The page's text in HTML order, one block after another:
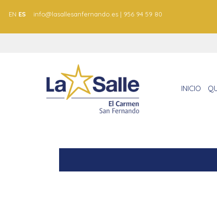
EN ES info@lasallesanfernando.es | 956 94 59 80
INICIO